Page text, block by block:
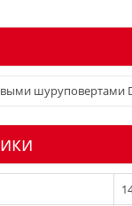
шуруповертами